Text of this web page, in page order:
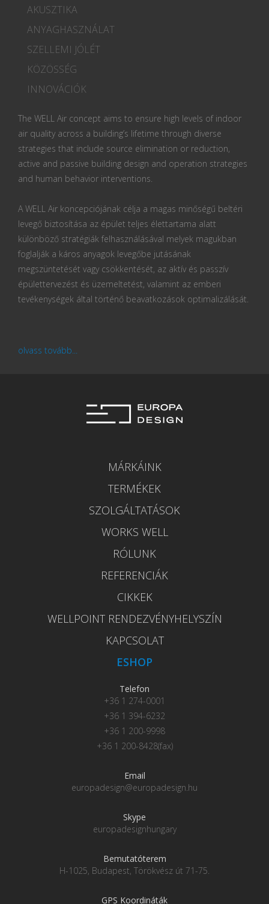
AKUSZTIKA
ANYAGHASZNÁLAT
SZELLEMI JÓLÉT
KÖZÖSSÉG
INNOVÁCIÓK
The WELL Air concept aims to ensure high levels of indoor
air quality across a building’s lifetime through diverse
strategies that include source elimination or reduction,
active and passive building design and operation strategies
and human behavior interventions.
A WELL Air koncepciójának célja a magas minőségű beltéri
levegő biztosítása az épület teljes élettartama alatt
különböző stratégiák felhasználásával melyek magukban
foglalják a káros anyagok levegőbe jutásának
megszüntetését vagy csökkentését, az aktív és passzív
épülettervezést és üzemeltetést, valamint az emberi
tevékenységek által történő beavatkozások optimalizálását.
olvass tovább...
MÁRKÁINK
TERMÉKEK
SZOLGÁLTATÁSOK
WORKS WELL
RÓLUNK
REFERENCIÁK
CIKKEK
WELLPOINT RENDEZVÉNYHELYSZÍN
KAPCSOLAT
ESHOP
Telefon
+36 1 274-0001
+36 1 394-6232
+36 1 200-9998
+36 1 200-8428(fax)
Email
europadesign@europadesign.hu
Skype
europadesignhungary
Bemutatóterem
H-1025, Budapest, Törökvész út 71-75.
GPS Koordináták